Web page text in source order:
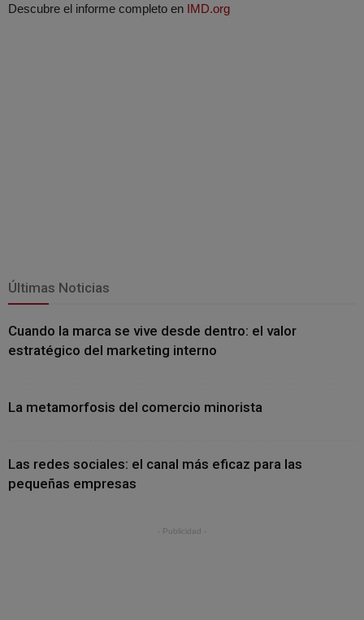
Descubre el informe completo en IMD.org
Últimas Noticias
Cuando la marca se vive desde dentro: el valor
estratégico del marketing interno
La metamorfosis del comercio minorista
Las redes sociales: el canal más eficaz para las
pequeñas empresas
- Publicidad -